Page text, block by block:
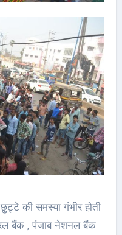
की समस्या गंभीर होती
बैंक , पंजाब नेशनल बैंक